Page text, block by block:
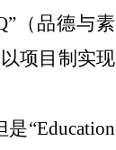
（品德与素
项目制实现
“Education